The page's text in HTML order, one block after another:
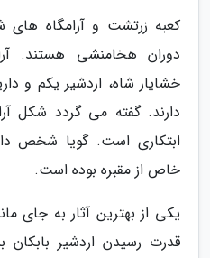
کعبه زرتشت و آرامگاه
دوران هخامنشی هستند.
خشایار شاه، اردشیر یکم و
دارند. گفته می گردد شکل
ابتکاری است. گویا شخص
خاص از مقبره بوده است.
یکی از بهترین آثار به جای
قدرت رسیدن اردشیر بابکان